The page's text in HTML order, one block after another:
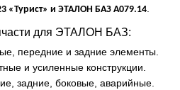
«Турист» и ЭТАЛОН БАЗ А079.14
для ЭТАЛОН БАЗ:
передние и задние элементы.
и усиленные конструкции.
задние, боковые, аварийные.